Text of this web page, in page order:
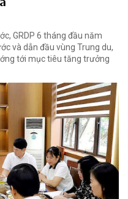
GRDP 6 tháng đầu năm
và dẫn đầu vùng Trung du,
tới mục tiêu tăng trưởng